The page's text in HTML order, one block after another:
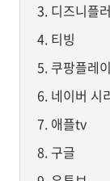
디즈니플
티빙
쿠팡플레이
네이버 시
애플tv
구글